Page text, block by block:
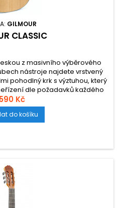
GILMOUR
CLASSIC
z masivního výběrového
nástroje najdete vrstvený
pohodlný krk s výztuhou, který
dle požadavků každého
hráče.Kč
do košíku